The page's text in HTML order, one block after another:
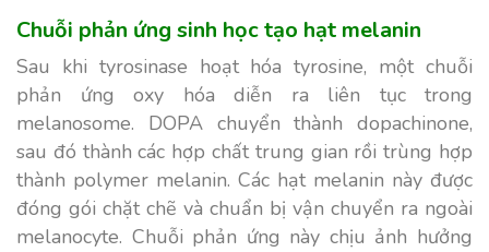
Chuỗi phản ứng sinh học tạo hạt melanin
Sau khi tyrosinase hoạt hóa tyrosine, một chuỗi
phản ứng oxy hóa diễn ra liên tục trong
melanosome. DOPA chuyển thành dopachinone,
sau đó thành các hợp chất trung gian rồi trùng hợp
thành polymer melanin. Các hạt melanin này được
đóng gói chặt chẽ và chuẩn bị vận chuyển ra ngoài
melanocyte. Chuỗi phản ứng này chịu ảnh hưởng